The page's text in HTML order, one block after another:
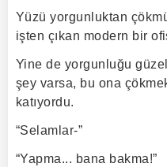
Yüzü yorgunluktan
işten çıkan modern bir
Yine de yorgunluğu
şey varsa, bu ona
katıyordu.
“Selamlar-”
“Yapma... bana bakma!”